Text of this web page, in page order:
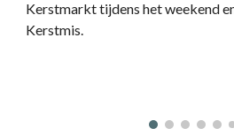
Kerstmarkt tijdens het weekend
Kerstmis.